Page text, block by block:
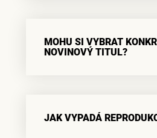
MOHU SI VYBRAT
NOVINOVÝ TITUL?
JAK VYPADÁ